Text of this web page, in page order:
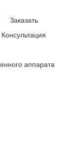
Заказать
Консультация
аппарата